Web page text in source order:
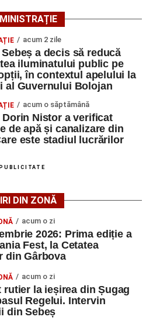
Alba include, pe lângă
din Săsciori, și datele de
precum numere de telefon și
ca persoanele interesate să
condițiile de angajare,
lista completă a locurilor de
Săsciori la data de 4
și datele de contact ale
LMV
TELEFON/E-
LA
1 0752826367
acum 2 zile
a decis să reducă
iluminatului public pe
în contextul apelului la
al Guvernului Bolojan
acum o săptămână
Dorin Nistor a verificat
de apă și canalizare din
este stadiul lucrărilor
PUBLICITATE
DIN ZONĂ
acum o zi
2026: Prima ediție a
Fest, la Cetatea
din Gârbova
acum o zi
rutier la ieșirea din Șugag
Regelui. Intervin
din Sebeș